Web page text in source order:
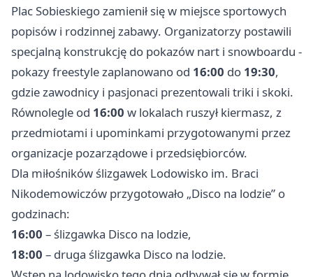
Plac Sobieskiego zamienił się w miejsce sportowych
popisów i rodzinnej zabawy. Organizatorzy postawili
specjalną konstrukcję do pokazów nart i snowboardu -
pokazy freestyle zaplanowano od 16:00 do 19:30,
gdzie zawodnicy i pasjonaci prezentowali triki i skoki.
Równolegle od 16:00 w lokalach ruszył kiermasz, z
przedmiotami i upominkami przygotowanymi przez
organizacje pozarządowe i przedsiębiorców.
Dla miłośników ślizgawek Lodowisko im. Braci
Nikodemowiczów przygotowało „Disco na lodzie” o
godzinach:
16:00 – ślizgawka Disco na lodzie,
18:00 – druga ślizgawka Disco na lodzie.